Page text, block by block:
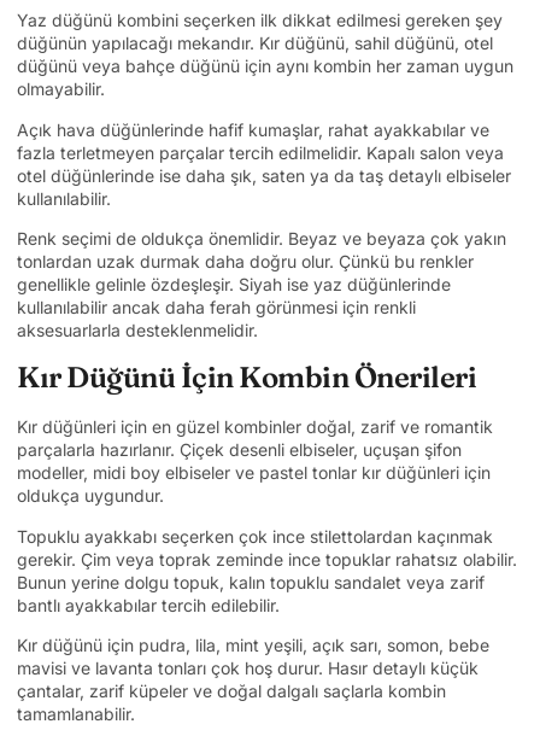
Yaz düğünü kombini seçerken ilk dikkat edilmesi gereken şey
düğünün yapılacağı mekandır. Kır düğünü, sahil düğünü, otel
düğünü veya bahçe düğünü için aynı kombin her zaman uygun
olmayabilir.
Açık hava düğünlerinde hafif kumaşlar, rahat ayakkabılar ve
fazla terletmeyen parçalar tercih edilmelidir. Kapalı salon veya
otel düğünlerinde ise daha şık, saten ya da taş detaylı elbiseler
kullanılabilir.
Renk seçimi de oldukça önemlidir. Beyaz ve beyaza çok yakın
tonlardan uzak durmak daha doğru olur. Çünkü bu renkler
genellikle gelinle özdeşleşir. Siyah ise yaz düğünlerinde
kullanılabilir ancak daha ferah görünmesi için renkli
aksesuarlarla desteklenmelidir.
Kır Düğünü İçin Kombin Önerileri
Kır düğünleri için en güzel kombinler doğal, zarif ve romantik
parçalarla hazırlanır. Çiçek desenli elbiseler, uçuşan şifon
modeller, midi boy elbiseler ve pastel tonlar kır düğünleri için
oldukça uygundur.
Topuklu ayakkabı seçerken çok ince stilettolardan kaçınmak
gerekir. Çim veya toprak zeminde ince topuklar rahatsız olabilir.
Bunun yerine dolgu topuk, kalın topuklu sandalet veya zarif
bantlı ayakkabılar tercih edilebilir.
Kır düğünü için pudra, lila, mint yeşili, açık sarı, somon, bebe
mavisi ve lavanta tonları çok hoş durur. Hasır detaylı küçük
çantalar, zarif küpeler ve doğal dalgalı saçlarla kombin
tamamlanabilir.